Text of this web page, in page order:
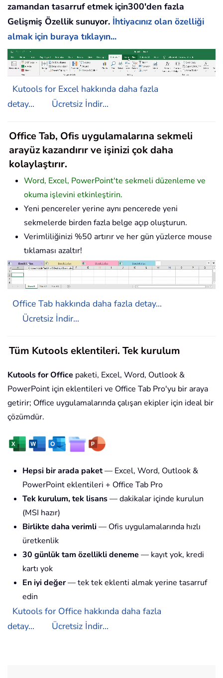
zamandan tasarruf etmek için300'den fazla
Gelişmiş Özellik sunuyor. İhtiyacınız olan özelliği
almak için buraya tıklayın...
Kutools for Excel hakkında daha fazla
detay...
Ücretsiz İndir...
Office Tab, Ofis uygulamalarına sekmeli
arayüz kazandırır ve işinizi çok daha
kolaylaştırır.
Word, Excel, PowerPoint'te sekmeli düzenleme ve
okuma işlevini etkinleştirin.
Yeni pencereler yerine aynı pencerede yeni
sekmelerde birden fazla belge açıp oluşturun.
Verimliliğinizi %50 artırır ve her gün yüzlerce mouse
tıklaması azaltır!
Office Tab hakkında daha fazla detay...
Ücretsiz İndir...
Tüm Kutools eklentileri. Tek kurulum
Kutools for Office paketi, Excel, Word, Outlook &
PowerPoint için eklentileri ve Office Tab Pro'yu bir araya
getirir; Office uygulamalarında çalışan ekipler için ideal bir
çözümdür.
Hepsi bir arada paket— Excel, Word, Outlook &
PowerPoint eklentileri + Office Tab Pro
Tek kurulum, tek lisans— dakikalar içinde kurulun
(MSI hazır)
Birlikte daha verimli — Ofis uygulamalarında hızlı
üretkenlik
30 günlük tam özellikli deneme — kayıt yok, kredi
kartı yok
En iyi değer— tek tek eklenti almak yerine tasarruf
edin
Kutools for Office hakkında daha fazla
detay...
Ücretsiz İndir...